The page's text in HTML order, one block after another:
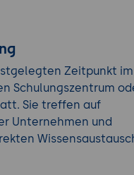
Zeitpunkt im
Schulungszentrum
Sie treffen auf
Unternehmen und